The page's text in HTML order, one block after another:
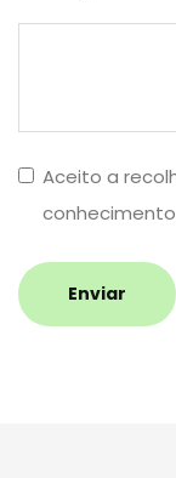
Aceito a
Enviar